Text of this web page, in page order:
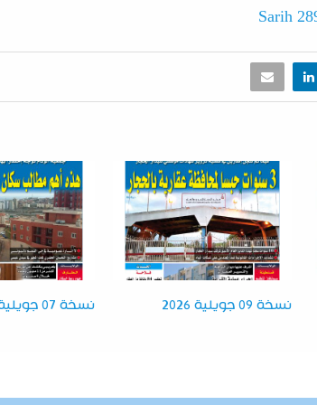
Sarih
نسخة 09 جويلية 2026 نسخة 07 جويلية 2026